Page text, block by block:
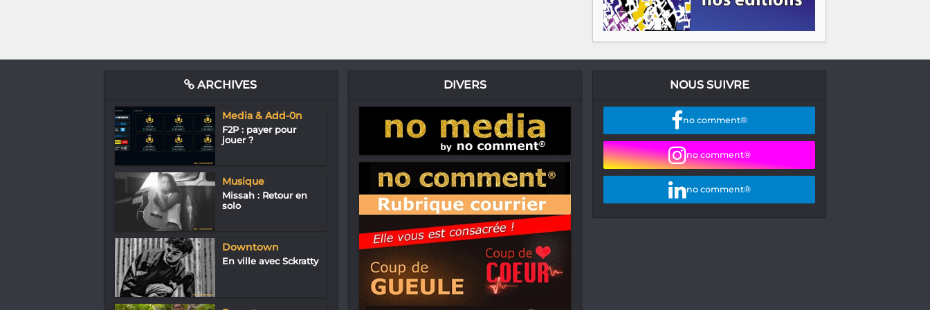
ARCHIVES
Media & Add-0n
F2P : payer pour
jouer ?
Musique
Missah : Retour en
solo
Downtown
En ville avec Sckratty
DIVERS NOUS SUIVRE
no comment®
no comment®
no comment®